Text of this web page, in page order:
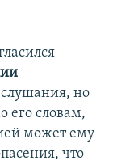
но
его словам,
может ему
что